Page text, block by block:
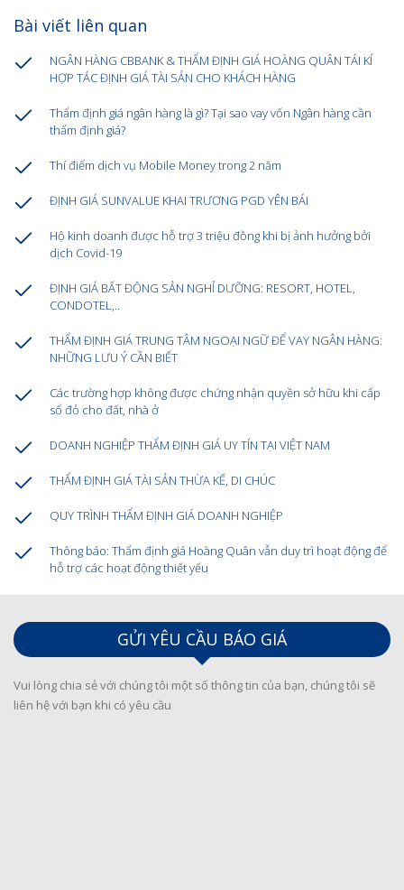
Bài viết liên quan
NGÂN HÀNG CBBANK & THẨM ĐỊNH GIÁ HOÀNG QUÂN TÁI KÍ
HỢP TÁC ĐỊNH GIÁ TÀI SẢN CHO KHÁCH HÀNG
Thẩm định giá ngân hàng là gì? Tại sao vay vốn Ngân hàng cần
thẩm định giá?
Thí điểm dịch vụ Mobile Money trong 2 năm
ĐỊNH GIÁ SUNVALUE KHAI TRƯƠNG PGD YÊN BÁI
Hộ kinh doanh được hỗ trợ 3 triệu đồng khi bị ảnh hưởng bởi
dịch Covid-19
ĐỊNH GIÁ BẤT ĐỘNG SẢN NGHỈ DƯỠNG: RESORT, HOTEL,
CONDOTEL,..
THẨM ĐỊNH GIÁ TRUNG TÂM NGOẠI NGỮ ĐỂ VAY NGÂN HÀNG:
NHỮNG LƯU Ý CẦN BIẾT
Các trường hợp không được chứng nhận quyền sở hữu khi cấp
sổ đỏ cho đất, nhà ở
DOANH NGHIỆP THẨM ĐỊNH GIÁ UY TÍN TẠI VIỆT NAM
THẨM ĐỊNH GIÁ TÀI SẢN THỪA KẾ, DI CHÚC
QUY TRÌNH THẨM ĐỊNH GIÁ DOANH NGHIỆP
Thông báo: Thẩm định giá Hoàng Quân vẫn duy trì hoạt động để
hỗ trợ các hoạt động thiết yếu
GỬI YÊU CẦU BÁO GIÁ
Vui lòng chia sẻ với chúng tôi một số thông tin của bạn, chúng tôi sẽ
liên hệ với bạn khi có yêu cầu